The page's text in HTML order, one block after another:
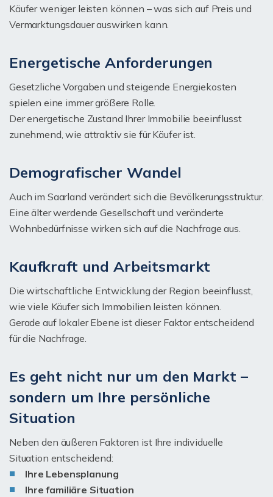
Käufer weniger leisten können – was sich auf Preis und
Vermarktungsdauer auswirken kann.
Energetische Anforderungen
Gesetzliche Vorgaben und steigende Energiekosten
spielen eine immer größere Rolle.
Der energetische Zustand Ihrer Immobilie beeinflusst
zunehmend, wie attraktiv sie für Käufer ist.
Demografischer Wandel
Auch im Saarland verändert sich die Bevölkerungsstruktur.
Eine älter werdende Gesellschaft und veränderte
Wohnbedürfnisse wirken sich auf die Nachfrage aus.
Kaufkraft und Arbeitsmarkt
Die wirtschaftliche Entwicklung der Region beeinflusst,
wie viele Käufer sich Immobilien leisten können.
Gerade auf lokaler Ebene ist dieser Faktor entscheidend
für die Nachfrage.
Es geht nicht nur um den Markt –
sondern um Ihre persönliche
Situation
Neben den äußeren Faktoren ist Ihre individuelle
Situation entscheidend:
Ihre Lebensplanung
Ihre familiäre Situation